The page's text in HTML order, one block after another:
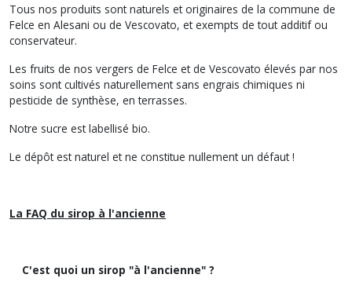
Tous nos produits sont naturels et originaires de la commune de
Felce en Alesani ou de Vescovato, et exempts de tout additif ou
conservateur.
Les fruits de nos vergers de Felce et de Vescovato élevés par nos
soins sont cultivés naturellement sans engrais chimiques ni
pesticide de synthèse, en terrasses.
Notre sucre est labellisé bio.
Le dépôt est naturel et ne constitue nullement un défaut !
La FAQ du sirop à l'ancienne
C'est quoi un sirop "à l'ancienne" ?